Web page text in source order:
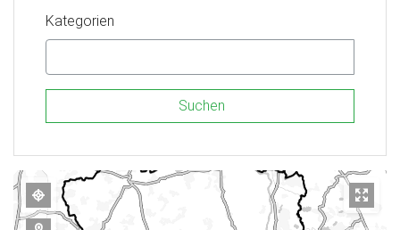
Kategorien
Suchen